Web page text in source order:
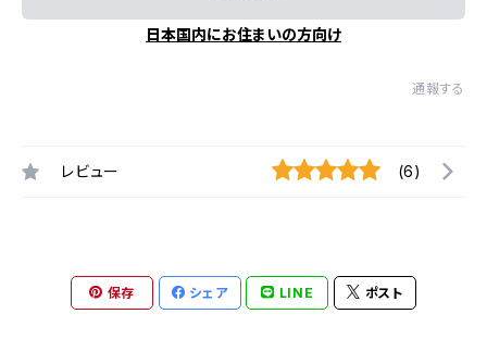
日本国内にお住まいの方向け
通報する
レビュー (6)
保存 シェア LINE ポスト